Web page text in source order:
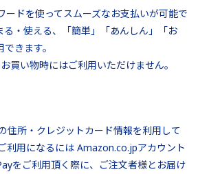
ードを使ってスムーズなお支払いが可能で
る・使える、「簡単」「あんしん」「お
きます。
買い物時にはご利用いただけません。
住所・クレジットカード情報を利用して
利用になるには Amazon.co.jpアカウント
をご利用頂く際に、ご注文者様とお届け